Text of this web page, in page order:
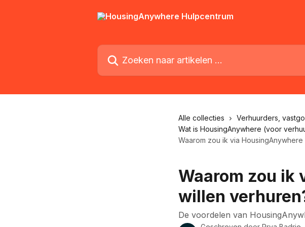
Zoeken naar artikelen ...
Alle collecties
Verhuurders,
Wat is HousingAnywhere (voor
Waarom zou ik via
Waarom zou ik
willen
De voordelen van